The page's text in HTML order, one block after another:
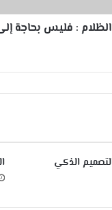
: فليس بحاجة
الذكي